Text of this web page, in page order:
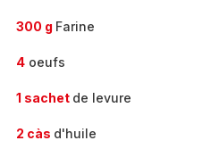
300 g Farine
4 oeufs
1 sachet de levure
2 càs d'huile